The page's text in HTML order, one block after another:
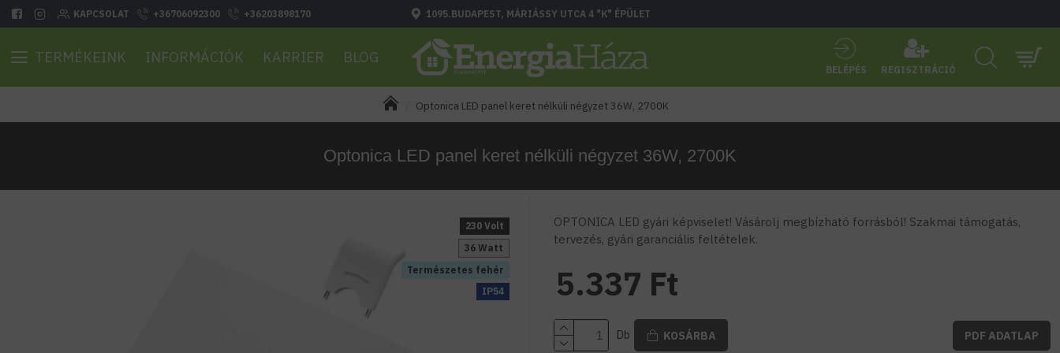
KAPCSOLAT +36706092300 +36203898170 1095.BUDAPEST, MÁRIÁSSY UTCA 4 "K" ÉPÜLET
TERMÉKEINK INFORMÁCIÓK KARRIER BLOG
BELÉPÉS REGISZTRÁCIÓ
Optonica LED panel keret nélküli négyzet 36W, 2700K
Optonica LED panel keret nélküli négyzet 36W, 2700K
Természetes fehér
230 Volt
IP54
36 Watt
OPTONICA LED gyári képviselet! Vásárolj megbízható forrásból! Szakmai támogatás,
tervezés, gyári garanciális feltételek.
5.337 Ft
Db KOSÁRBA PDF ADATLAP